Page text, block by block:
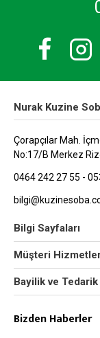
Nurak Kuzine
Çorapçılar Mah.
No:17/B Merkez
0464 242 27 55 -
Bilgi Sayfaları
Müşteri
Bayilik ve Tedarik
Bizden Haberler